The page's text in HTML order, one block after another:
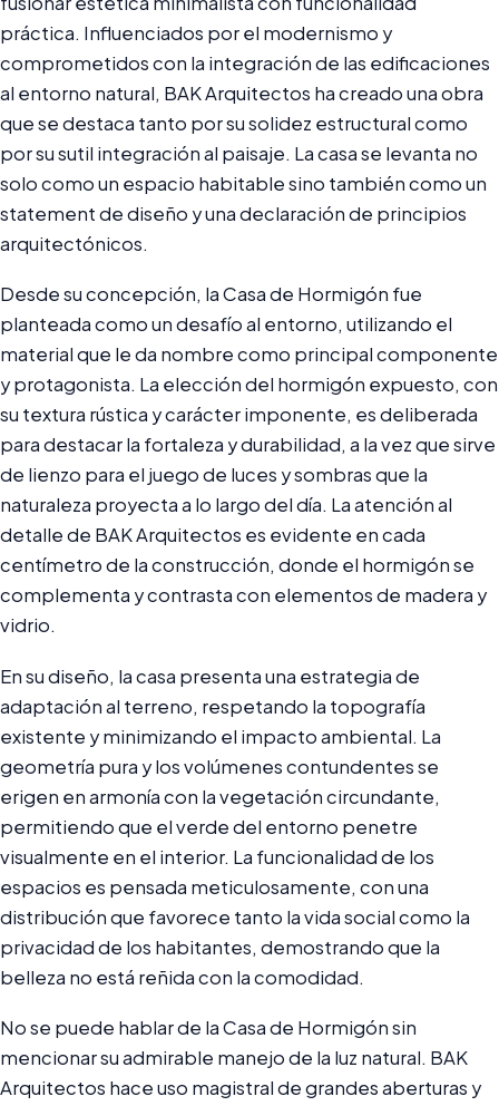
práctica. Influenciados por el modernismo y
comprometidos con la integración de las edificaciones
al entorno natural, BAK Arquitectos ha creado una obra
que se destaca tanto por su solidez estructural como
por su sutil integración al paisaje. La casa se levanta no
solo como un espacio habitable sino también como un
statement de diseño y una declaración de principios
arquitectónicos.
Desde su concepción, la Casa de Hormigón fue
planteada como un desafío al entorno, utilizando el
material que le da nombre como principal componente
y protagonista. La elección del hormigón expuesto, con
su textura rústica y carácter imponente, es deliberada
para destacar la fortaleza y durabilidad, a la vez que sirve
de lienzo para el juego de luces y sombras que la
naturaleza proyecta a lo largo del día. La atención al
detalle de BAK Arquitectos es evidente en cada
centímetro de la construcción, donde el hormigón se
complementa y contrasta con elementos de madera y
vidrio.
En su diseño, la casa presenta una estrategia de
adaptación al terreno, respetando la topografía
existente y minimizando el impacto ambiental. La
geometría pura y los volúmenes contundentes se
erigen en armonía con la vegetación circundante,
permitiendo que el verde del entorno penetre
visualmente en el interior. La funcionalidad de los
espacios es pensada meticulosamente, con una
distribución que favorece tanto la vida social como la
privacidad de los habitantes, demostrando que la
belleza no está reñida con la comodidad.
No se puede hablar de la Casa de Hormigón sin
mencionar su admirable manejo de la luz natural. BAK
Arquitectos hace uso magistral de grandes aberturas y